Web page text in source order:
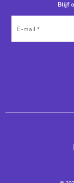
Blijf